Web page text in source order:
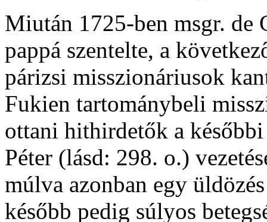
Miután 1725-ben msgr. de
pappá szentelte, a
párizsi misszionáriusok
Fukien tartománybeli
ottani hithirdetők a
Péter (lásd: 298. o.)
múlva azonban egy
később pedig súlyos